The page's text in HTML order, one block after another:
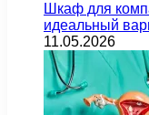
Шкаф для
идеальный
11.05.2026